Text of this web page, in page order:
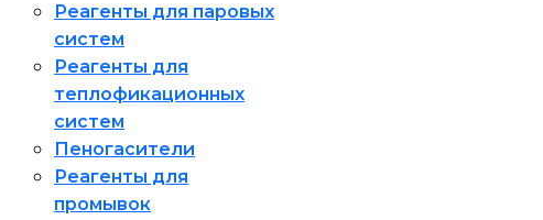
Реагенты для паровых
систем
Реагенты для
теплофикационных
систем
Пеногасители
Реагенты для
промывок